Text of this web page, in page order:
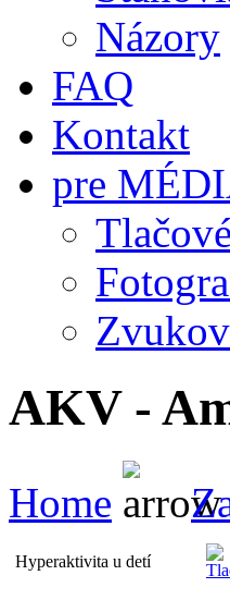
Názory
FAQ
Kontakt
pre
AKV -
Home
Hyperaktivita u detí